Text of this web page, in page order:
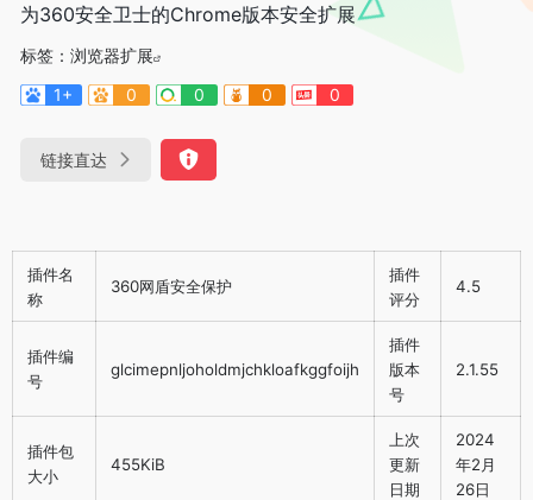
为360安全卫士的Chrome版本安全扩展
标签： 浏览器扩展
1+
0 0 0 0
链接直达
插件名
称
360网盾安全保护
插件
评分
4.5
插件编
号
glcimepnljoholdmjchkloafkggfoijh
插件
版本
号
2.1.55
插件包
大小
455KiB
上次
更新
日期
2024
年2月
26日